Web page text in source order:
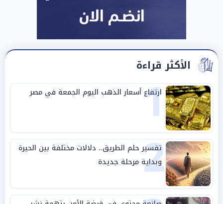
الأكثر قراءة
1
ارتفاع أسعار الذهب اليوم الجمعة في مصر
2
تفسير حلم الطريق.. دلالات مختلفة بين الحيرة
وبداية مرحلة جديدة